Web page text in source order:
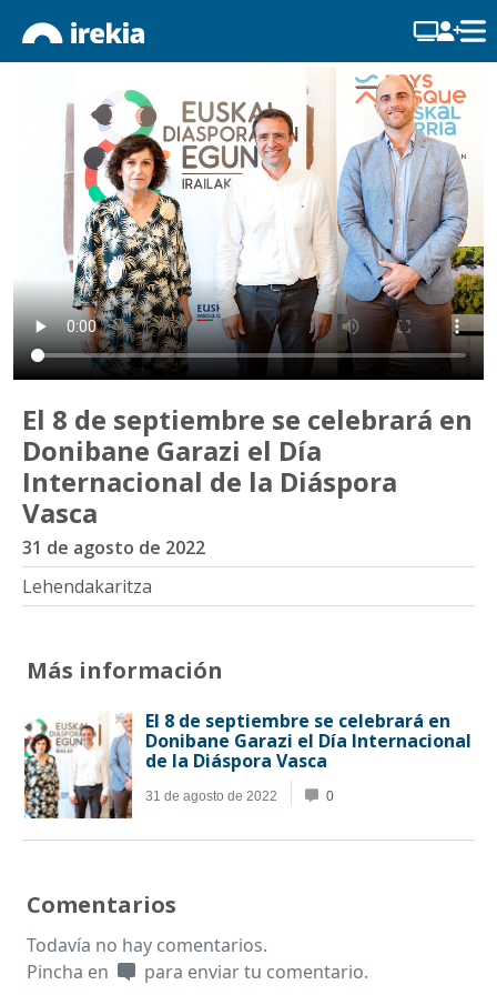
El 8 de septiembre se celebrará en
Donibane Garazi el Día
Internacional de la Diáspora
Vasca
31 de agosto de 2022
Lehendakaritza
Más información
Comentarios
Todavía no hay comentarios.
Pincha en
para enviar tu comentario.